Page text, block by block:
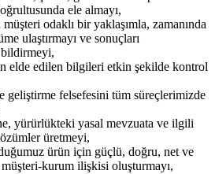
ele almayı,
odaklı bir yaklaşımla, zamanında
ulaştırmayı ve sonuçları
elde edilen bilgileri etkin şekilde kontrol
geliştirme felsefesini tüm süreçlerimizde
yürürlükteki yasal mevzuata ve ilgili
üretmeyi,
ürün için güçlü, doğru, net ve
müşteri-kurum ilişkisi oluşturmayı,